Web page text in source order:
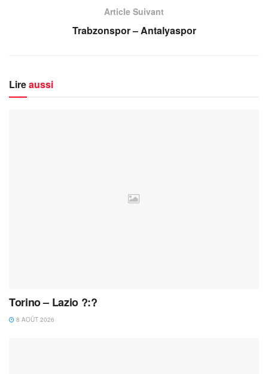
Article Suivant
Trabzonspor – Antalyaspor
Lireaussi
Torino – Lazio ?:?
8 AOÛT 2026